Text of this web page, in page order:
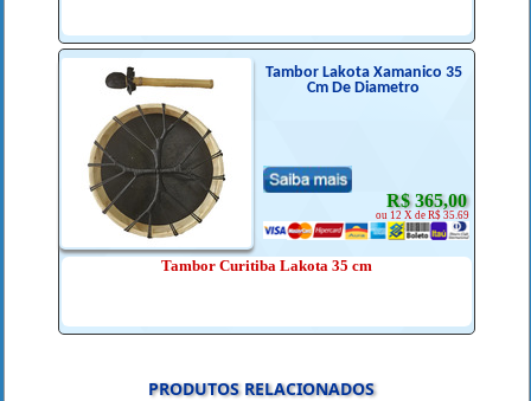
Tambor Lakota Xamanico 35
Cm De Diametro
R$ 365,00
ou 12 X de R$ 35.69
Tambor Curitiba Lakota 35 cm
PRODUTOS RELACIONADOS